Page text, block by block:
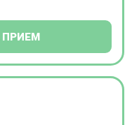
ПРИЕМ